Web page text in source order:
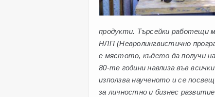
продукти. Търсейки работещи
НЛП (Невролингвистично
е мястото, където да получи
80-те години навлиза във
използва наученото и се
за личностно и бизнес